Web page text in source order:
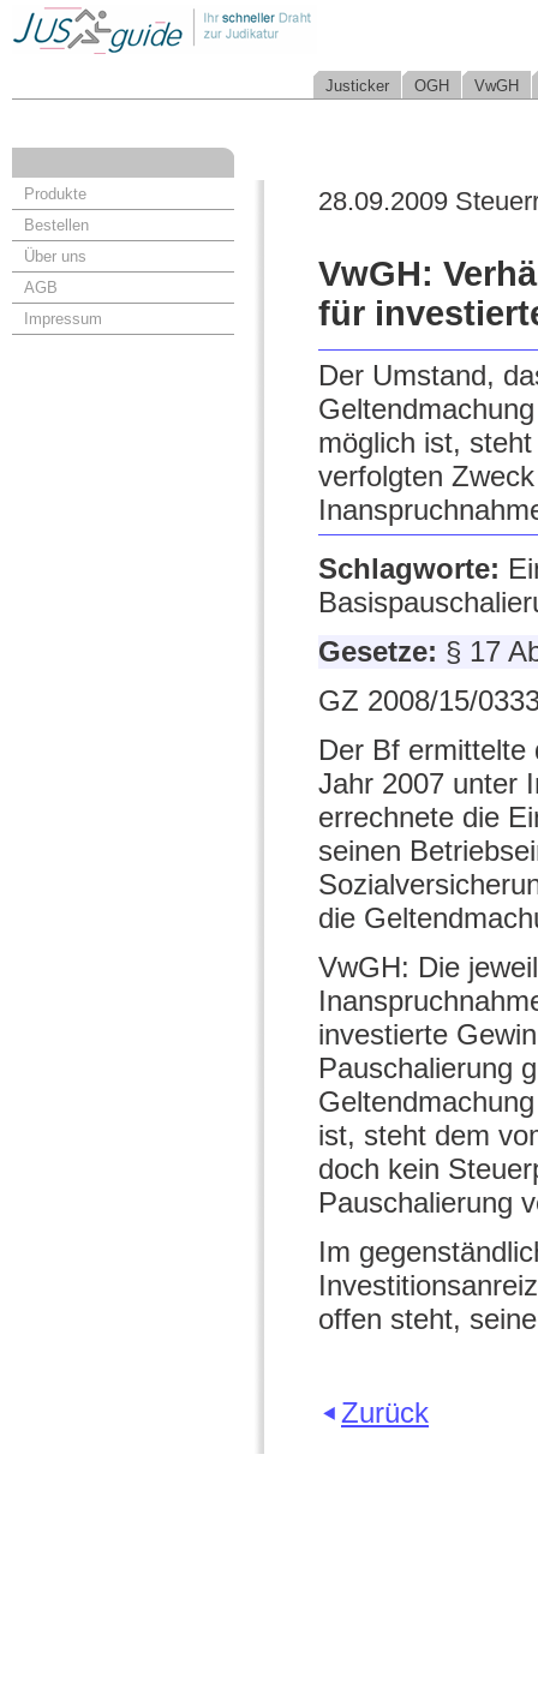
Justicker OGH VwGH
Produkte
Bestellen
Über uns
AGB
Impressum
28.09.2009
VwGH:
für
Der Umstand,
möglich ist,
verfolgten
Schlagworte:
Gesetze: § 17
GZ 2008/15/
Der Bf ermittelte
Jahr 2007 unter
errechnete die
seinen
die
VwGH: Die
investierte
Pauschalierung
ist, steht dem
doch kein
Pauschalierung
Im
offen steht,
Zurück